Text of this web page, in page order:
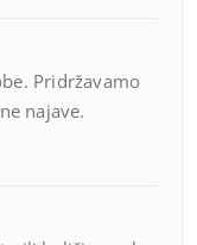
Pridržavamo
najave.